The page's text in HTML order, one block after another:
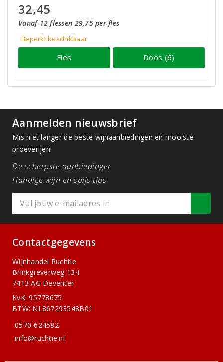
32,45
Vanaf 12 flessen 29,75 per fles
Beperkt beschikbaar
Fles Doos (6)
Aanmelden nieuwsbrief
Mis niet langer de beste wijnaanbiedingen en mooiste
proeverijen!
De scherpste aanbiedingen
Handige wijn en spijs tips
Contactgegevens
Wijnhandel Ruchtie
Brinkgreverweg 134
7413 AG Deventer
KvK: 95778675
BTW: NL867293548B01
0570-624582
info@ruchtie.nl